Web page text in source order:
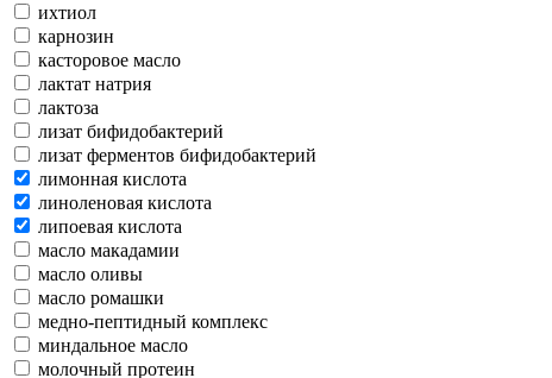
ихтиол
карнозин
касторовое масло
лактат натрия
лактоза
лизат бифидобактерий
лизат ферментов бифидобактерий
лимонная кислота
линоленовая кислота
липоевая кислота
масло макадамии
масло оливы
масло ромашки
медно-пептидный комплекс
миндальное масло
молочный протеин